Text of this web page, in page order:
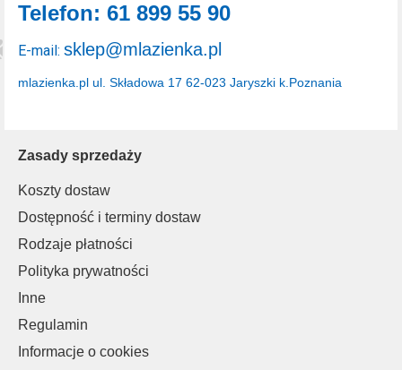
Zasady sprzedaży
Koszty dostaw
Dostępność i terminy dostaw
Rodzaje płatności
Polityka prywatności
Inne
Regulamin
Informacje o cookies
mlazienka.pl ul. Składowa 17 62-023 Jaryszki k.Poznania
Telefon: 61 899 55 90
E-mail: sklep@mlazienka.pl